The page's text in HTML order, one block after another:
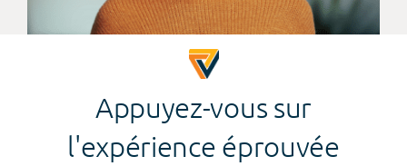
Appuyez-vous sur
l'expérience éprouvée